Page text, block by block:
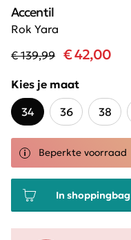
Rok Yara
Accentil
€ 139,99 € 42,00
Kies je maat
34
36 38
Beperkte voorraad
In shoppingbag